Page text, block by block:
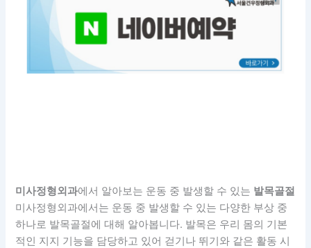
미사정형외과에서 알아보는 운동 중 발생할 수 있는 발목골절
미사정형외과에서는 운동 중 발생할 수 있는 다양한 부상 중
하나로 발목골절에 대해 알아봅니다. 발목은 우리 몸의 기본
적인 지지 기능을 담당하고 있어 걷기나 뛰기와 같은 활동 시